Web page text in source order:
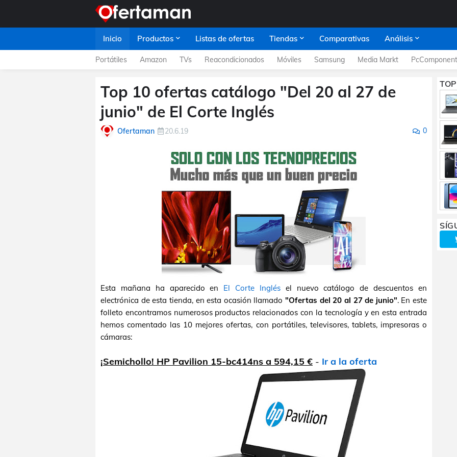
Inicio Productos Listas de ofertas Tiendas Comparativas Análisis
Portátiles Amazon TVs Reacondicionados Móviles Samsung Media Markt
Top 10 ofertas catálogo "Del 20 al 27 de
junio" de El Corte Inglés
Ofertaman 20.6.19 0
Esta mañana ha aparecido en El Corte Inglésel nuevo catálogo de descuentos en
electrónica de esta tienda, en esta ocasión llamado "Ofertas del 20 al 27 de junio". En este
folleto encontramos numerosos productos relacionados con la tecnología y en esta entrada
hemos comentado las 10 mejores ofertas, con portátiles, televisores, tablets, impresoras o
cámaras:
¡Semichollo! HP Pavilion 15-bc414ns a 594,15 € - Ir a la oferta